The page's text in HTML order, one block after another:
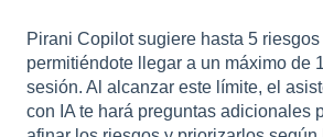
Pirani Copilot sugiere hasta 5
permitiéndote llegar a un máximo de
sesión. Al alcanzar este límite, el
con IA te hará preguntas adicionales